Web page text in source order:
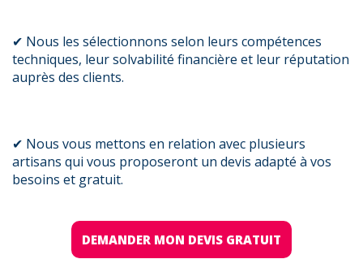
✔ Nous les sélectionnons selon leurs compétences
techniques, leur solvabilité financière et leur réputation
auprès des clients.
✔ Nous vous mettons en relation avec plusieurs
artisans qui vous proposeront un devis adapté à vos
besoins et gratuit.
DEMANDER MON DEVIS GRATUIT